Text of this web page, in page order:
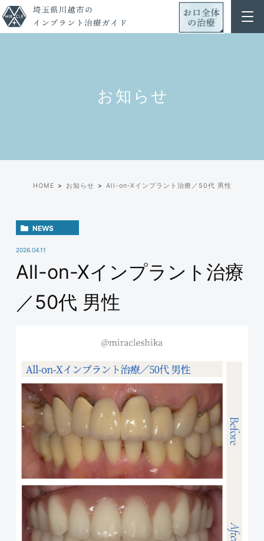
お知らせ
HOME お知らせ All-on-Xインプラント治療／50代 男性
NEWS
2026.04.11
All-on-Xインプラント治療
／50代 男性